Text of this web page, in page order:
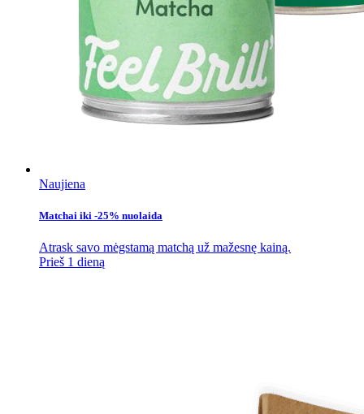
Naujiena
Matchai iki -25% nuolaida
Atrask savo mėgstamą matchą už mažesnę kainą.
Prieš 1 dieną